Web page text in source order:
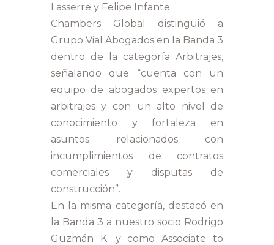
Lasserre y Felipe Infante.
Chambers Global distinguió a
Grupo Vial Abogados en la Banda 3
dentro de la categoría Arbitrajes,
señalando que “cuenta con un
equipo de abogados expertos en
arbitrajes y con un alto nivel de
conocimiento y fortaleza en
asuntos relacionados con
incumplimientos de contratos
comerciales y disputas de
construcción”.
En la misma categoría, destacó en
la Banda 3 a nuestro socio Rodrigo
Guzmán K. y como Associate to